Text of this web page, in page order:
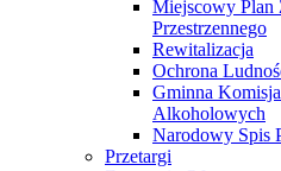
Miejscowy Plan
Przestrzennego
Rewitalizacja
Ochrona
Gminna
Alkoholowych
Narodowy Spis
Przetargi